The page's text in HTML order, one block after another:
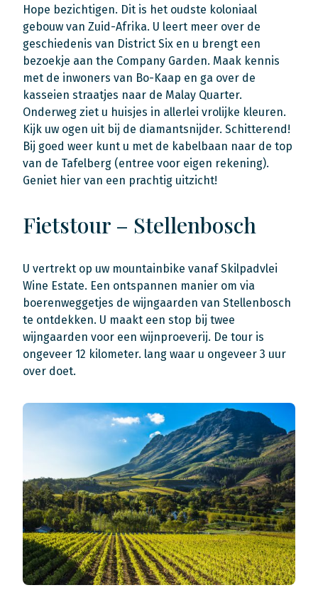
Hope bezichtigen. Dit is het oudste koloniaal
gebouw van Zuid-Afrika. U leert meer over de
geschiedenis van District Six en u brengt een
bezoekje aan the Company Garden. Maak kennis
met de inwoners van Bo-Kaap en ga over de
kasseien straatjes naar de Malay Quarter.
Onderweg ziet u huisjes in allerlei vrolijke kleuren.
Kijk uw ogen uit bij de diamantsnijder. Schitterend!
Bij goed weer kunt u met de kabelbaan naar de top
van de Tafelberg (entree voor eigen rekening).
Geniet hier van een prachtig uitzicht!
Fietstour – Stellenbosch
U vertrekt op uw mountainbike vanaf Skilpadvlei
Wine Estate. Een ontspannen manier om via
boerenweggetjes de wijngaarden van Stellenbosch
te ontdekken. U maakt een stop bij twee
wijngaarden voor een wijnproeverij. De tour is
ongeveer 12 kilometer. lang waar u ongeveer 3 uur
over doet.